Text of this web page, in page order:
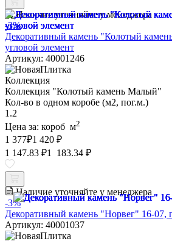
Наличие уточняйте у менеджера
-3%
Декоративный камень "Колотый
угловой элемент
Артикул: 40001246
Коллекция
Коллекция "Колотый камень Малый"
Кол-во в одном коробе (м2, пог.м.)
1.2
Цена за: короб м2
1 377₽1 420 ₽
1 147.83 ₽1 183.34 ₽
Наличие уточняйте у менеджера
-3%
Декоративный камень "Норвег" 16-07,
Артикул: 40001037